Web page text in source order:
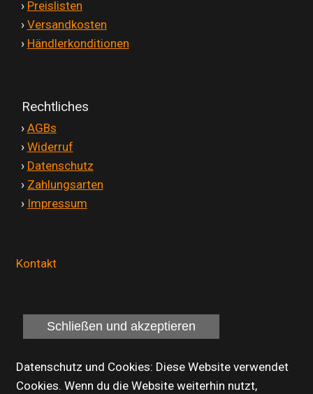
› Preislisten
› Versandkosten
› Händlerkonditionen
Rechtliches
› AGBs
› Widerruf
› Datenschutz
› Zahlungsarten
› Impressum
Kontakt
Datenschutz und Cookies: Diese Website verwendet
Cookies. Wenn du die Website weiterhin nutzt,